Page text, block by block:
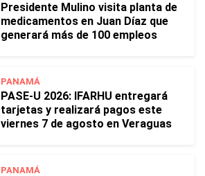
Presidente Mulino visita planta de
medicamentos en Juan Díaz que
generará más de 100 empleos
PANAMÁ
PASE-U 2026: IFARHU entregará
tarjetas y realizará pagos este
viernes 7 de agosto en Veraguas
PANAMÁ